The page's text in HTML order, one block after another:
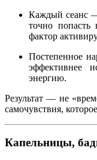
Каждый сеанс
точно
фактор
Постепенное
эффективнее
энергию.
Результат — не
самочувствия,
Капельницы,